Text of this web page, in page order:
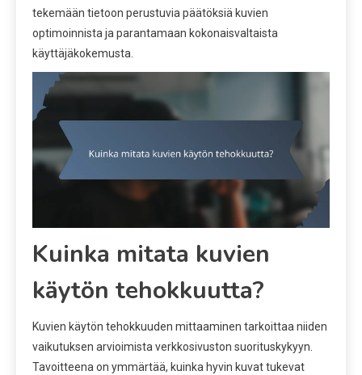
tekemään tietoon perustuvia päätöksiä kuvien
optimoinnista ja parantamaan kokonaisvaltaista
käyttäjäkokemusta.
Kuinka mitata kuvien
käytön tehokkuutta?
Kuvien käytön tehokkuuden mittaaminen tarkoittaa niiden
vaikutuksen arvioimista verkkosivuston suorituskykyyn.
Tavoitteena on ymmärtää, kuinka hyvin kuvat tukevat